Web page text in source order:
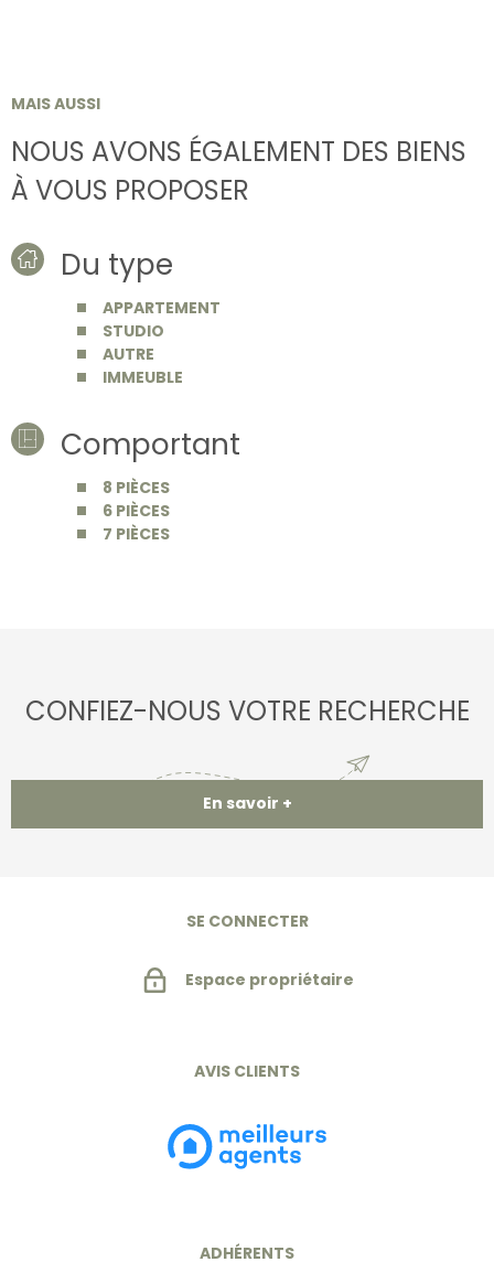
MAIS AUSSI
NOUS AVONS ÉGALEMENT DES BIENS
À VOUS PROPOSER
Du type
APPARTEMENT
STUDIO
AUTRE
IMMEUBLE
Comportant
8 PIÈCES
6 PIÈCES
7 PIÈCES
CONFIEZ-NOUS VOTRE RECHERCHE
En savoir +
SE CONNECTER
Espace propriétaire
AVIS CLIENTS
ADHÉRENTS